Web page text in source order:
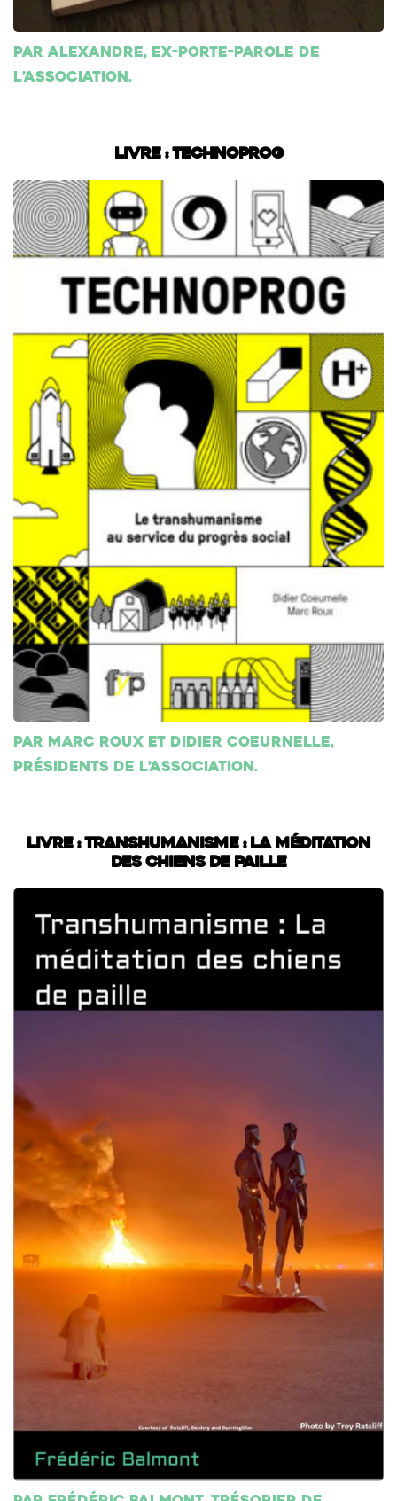
Par Alexandre, ex-porte-parole de
l’association.
Livre : Technoprog
Par Marc Roux et Didier Coeurnelle,
présidents de l’association.
Livre : Transhumanisme : La méditation
des chiens de paille